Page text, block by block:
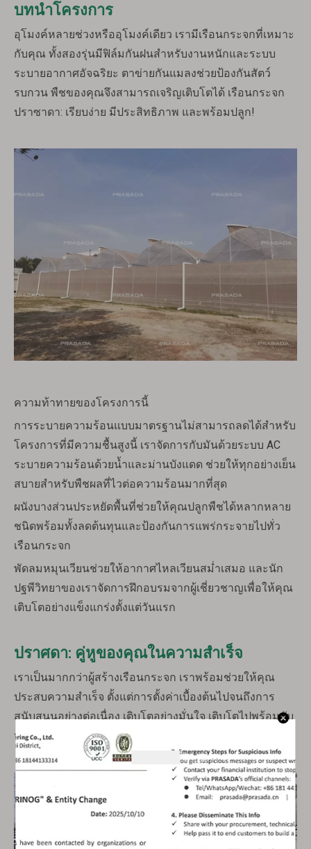
บทนำโครงการ
อุโมงค์หลายช่วงหรืออุโมงค์เดียว เรามีเรือนกระจกที่เหมาะ
กับคุณ ทั้งสองรุ่นมีฟิล์มกันฝนสำหรับงานหนักและระบบ
ระบายอากาศอัจฉริยะ ตาข่ายกันแมลงช่วยป้องกันสัตว์
รบกวน พืชของคุณจึงสามารถเจริญเติบโตได้ เรือนกระจก
ปราซาดา: เรียบง่าย มีประสิทธิภาพ และพร้อมปลูก!
ความท้าทายของโครงการนี้
การระบายความร้อนแบบมาตรฐานไม่สามารถลดได้สำหรับ
โครงการที่มีความชื้นสูงนี้ เราจัดการกับมันด้วยระบบ AC
ระบายความร้อนด้วยน้ำและม่านบังแดด ช่วยให้ทุกอย่างเย็น
สบายสำหรับพืชผลที่ไวต่อความร้อนมากที่สุด
ผนังบางส่วนประหยัดพื้นที่ช่วยให้คุณปลูกพืชได้หลากหลาย
ชนิดพร้อมทั้งลดต้นทุนและป้องกันการแพร่กระจายไปทั่ว
เรือนกระจก
พัดลมหมุนเวียนช่วยให้อากาศไหลเวียนสม่ำเสมอ และนัก
ปฐพีวิทยาของเราจัดการฝึกอบรมจากผู้เชี่ยวชาญเพื่อให้คุณ
เติบโตอย่างแข็งแกร่งตั้งแต่วันแรก
ปราศดา: คู่หูของคุณในความสำเร็จ
เราเป็นมากกว่าผู้สร้างเรือนกระจก เราพร้อมช่วยให้คุณ
ประสบความสำเร็จ ตั้งแต่การตั้งค่าเบื้องต้นไปจนถึงการ
สนับสนุนอย่างต่อเนื่อง เติบโตอย่างมั่นใจ เติบโตไปพร้อมกับ
ประศาสน์